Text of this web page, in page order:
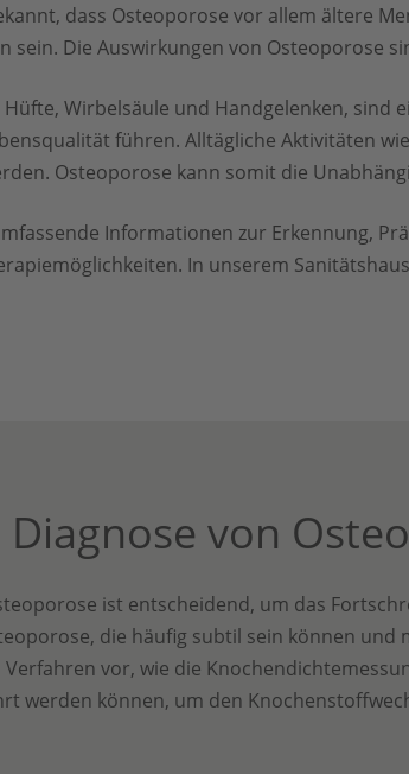
dass Osteoporose vor allem ältere
sein. Die Auswirkungen von Osteoporose
Wirbelsäule und Handgelenken, sind
führen. Alltägliche Aktivitäten
Osteoporose kann somit die
Informationen zur Erkennung,
In unserem
von
ist entscheidend, um das
die häufig subtil sein können
vor, wie die
werden können, um den